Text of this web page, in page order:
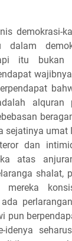
demokrasi-
itu bukan
alquran
sejatinya umat
dan
atas
shalat,
mereka
pun
idenya